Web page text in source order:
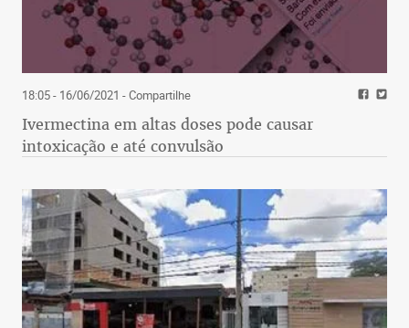
18:05 - 16/06/2021 - Compartilhe
Ivermectina em altas doses pode causar
intoxicação e até convulsão